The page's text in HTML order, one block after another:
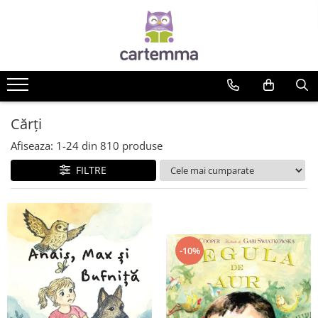
Tematică
Craciun
Activități
Atlase si enciclopedii
Carte de bucate
Călătorie
Educație
Educație financiară
Hobby si craft
Inteligenta emotionala
Limbi străine
Muzicale
Cărți
Afiseaza: 1-24 din 810 produse
FILTRE
-10%